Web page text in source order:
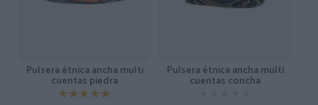
Pulsera étnica ancha multi
cuentas piedra
★★★★★
★★★★★
Pulsera étnica ancha multi
cuentas concha